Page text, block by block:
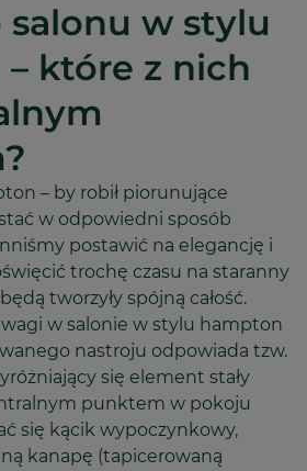
salonu w stylu
które z nich
– by robił piorunujące
w odpowiedni sposób
postawić na elegancję i
trochę czasu na staranny
tworzyły spójną całość.
w salonie w stylu hampton
nastroju odpowiada tzw.
się element stały
punktem w pokoju
się kącik wypoczynkowy,
kanapę (tapicerowaną